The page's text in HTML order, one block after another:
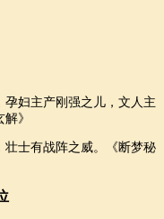
妇主产刚强之儿，文人主
》
士有战阵之威。《断梦秘